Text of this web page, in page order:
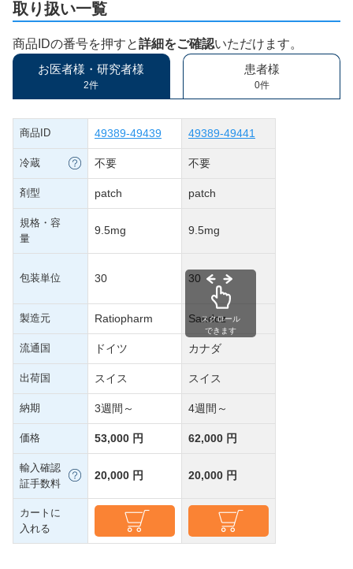
取り扱い一覧
商品IDの番号を押すと詳細をご確認いただけます。
お医者様・研究者様
2件
患者様
0件
商品ID 49389-49439 49389-49441
冷蔵 不要 不要
剤型 patch patch
規格・容
量
9.5mg 9.5mg
包装単位 30 30
製造元 Ratiopharm Sandoz
流通国 ドイツ カナダ
出荷国 スイス スイス
納期 3週間～ 4週間～
価格 53,000 円 62,000 円
輸入確認
証手数料
20,000 円 20,000 円
カートに
入れる
スクロール
できます